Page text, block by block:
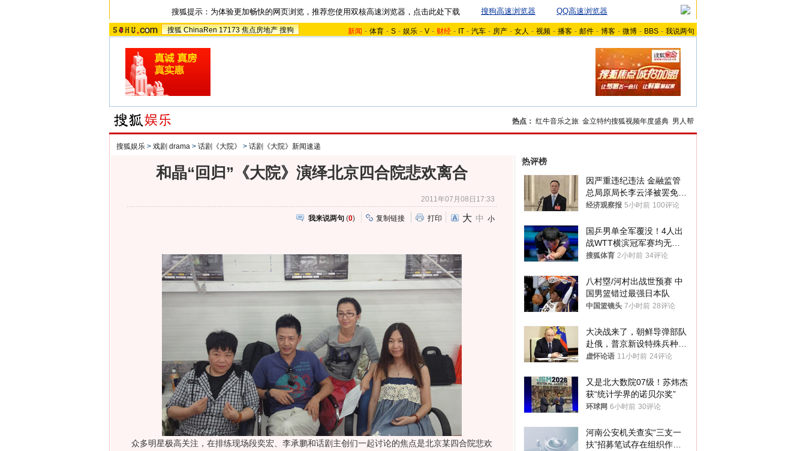
搜狐提示：为体验更加畅快的网页浏览，推荐您使用双核高速浏览器，点击此处下载 搜狗高速浏览器 QQ高速浏览器
搜狐 ChinaRen 17173 焦点房地产 搜狗 新闻 - 体育 - S - 娱乐 - V - 财经 - IT - 汽车 - 房产 - 女人 - 视频 - 播客 - 邮件 - 博客 - 微博 - BBS - 我说两句
热点： 红牛音乐之旅 金立特约搜狐视频年度盛典 男人帮
搜狐娱乐 > 戏剧 drama > 话剧《大院》 > 话剧《大院》新闻速递
和晶“回归”《大院》演绎北京四合院悲欢离合
2011年07月08日17:33
我来说两句 (0) 复制链接 打印 大 中 小
众多明星极高关注，在排练现场段奕宏、李承鹏和话剧主创们一起讨论的焦点是北京某四合院悲欢
热评榜
因严重违纪违法 金融监管
总局原局长李云泽被罢免全
国人大代表
经济观察报 5小时前 100评论
国乒男单全军覆没！4人出
战WTT横滨冠军赛均无缘
八强
搜狐体育 2小时前 34评论
八村塁/河村出战世预赛 中
国男篮错过最强日本队
中国篮镜头 7小时前 28评论
大决战来了，朝鲜导弹部队
赴俄，普京新设特殊兵种，
76岁老将扛旗
虚怀论语 11小时前 24评论
又是北大数院07级！苏炜杰
获“统计学界的诺贝尔奖”
环球网 6小时前 30评论
河南公安机关查实“三支一
扶”招募笔试存在组织作弊